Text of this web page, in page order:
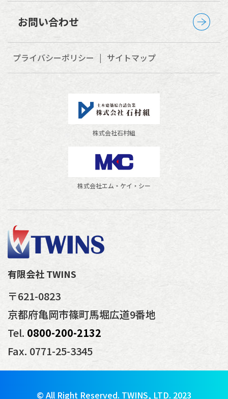
お問い合わせ
プライバシーポリシー サイトマップ
株式会社石村組
株式会社エム・ケイ・シー
有限会社 TWINS
〒621-0823
京都府亀岡市篠町馬堀広道9番地
Tel. 0800-200-2132
Fax. 0771-25-3345
© All Right Reserved. TWINS, LTD. 2023